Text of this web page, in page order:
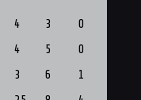
4 3 0
4 5 0
3 6 1